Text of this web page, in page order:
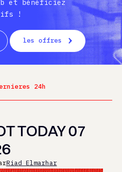
et bénéficiez
!
les offres
24h
TODAY 07
Riad Elmarhar